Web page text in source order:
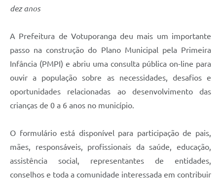
dez anos
A Prefeitura de Votuporanga deu mais um importante
passo na construção do Plano Municipal pela Primeira
Infância (PMPI) e abriu uma consulta pública on-line para
ouvir a população sobre as necessidades, desafios e
oportunidades relacionadas ao desenvolvimento das
crianças de 0 a 6 anos no município.
O formulário está disponível para participação de pais,
mães, responsáveis, profissionais da saúde, educação,
assistência social, representantes de entidades,
conselhos e toda a comunidade interessada em contribuir